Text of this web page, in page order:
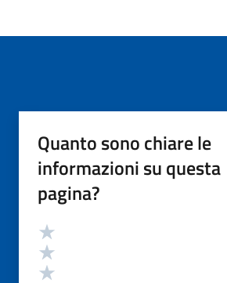
Quanto sono chiare le
informazioni su questa
pagina?
Valutazione